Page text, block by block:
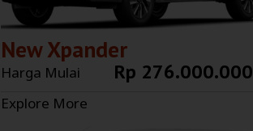
New Xpander
Harga Mulai Rp 276.000.000
Explore More